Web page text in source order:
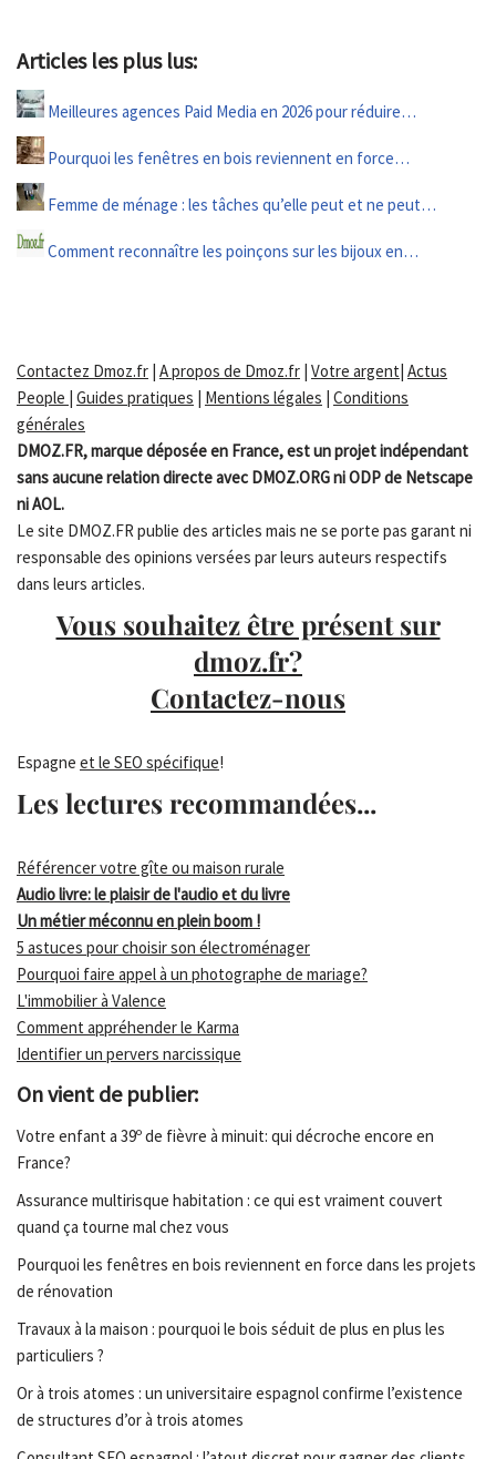
Articles les plus lus:
Meilleures agences Paid Media en 2026 pour réduire…
Pourquoi les fenêtres en bois reviennent en force…
Femme de ménage : les tâches qu’elle peut et ne peut…
Comment reconnaître les poinçons sur les bijoux en…
Contactez Dmoz.fr | A propos de Dmoz.fr | Votre argent| Actus
People | Guides pratiques | Mentions légales | Conditions
générales
DMOZ.FR, marque déposée en France, est un projet indépendant
sans aucune relation directe avec DMOZ.ORG ni ODP de Netscape
ni AOL.
Le site DMOZ.FR publie des articles mais ne se porte pas garant ni
responsable des opinions versées par leurs auteurs respectifs
dans leurs articles.
Vous souhaitez être présent sur
dmoz.fr?
Contactez-nous
Espagne et le SEO spécifique!
Les lectures recommandées...
Référencer votre gîte ou maison rurale
Audio livre: le plaisir de l'audio et du livre
Un métier méconnu en plein boom !
5 astuces pour choisir son électroménager
Pourquoi faire appel à un photographe de mariage?
L'immobilier à Valence
Comment appréhender le Karma
Identifier un pervers narcissique
On vient de publier:
Votre enfant a 39º de fièvre à minuit: qui décroche encore en
France?
Assurance multirisque habitation : ce qui est vraiment couvert
quand ça tourne mal chez vous
Pourquoi les fenêtres en bois reviennent en force dans les projets
de rénovation
Travaux à la maison : pourquoi le bois séduit de plus en plus les
particuliers ?
Or à trois atomes : un universitaire espagnol confirme l’existence
de structures d’or à trois atomes